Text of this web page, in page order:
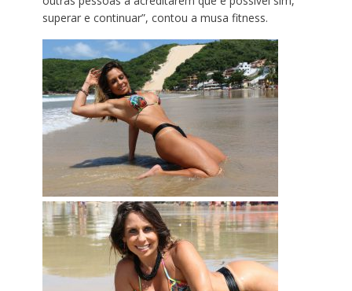
superar e continuar”, contou a musa fitness.